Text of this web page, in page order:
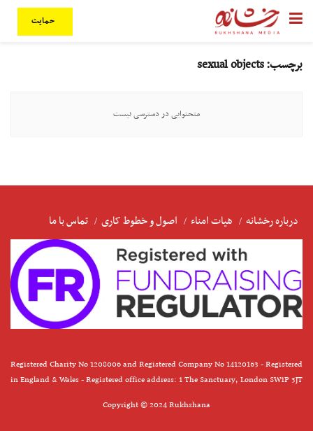
حمایت
برچسب:sexual objects
متحتوایی در دسترسی نیست
درباره رخشانه هیات امناء اصول و خطوط کاری تماس با ما
Registered Charity No 1208006 and Registered Company No 14120163 - Registered
in England & Wales - Registered office address: 1 The Sanctuary, London SW1P 3JT
Copyright © 2024 Rukhshana